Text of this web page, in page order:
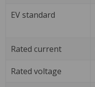
EV standard
Rated current
Rated voltage